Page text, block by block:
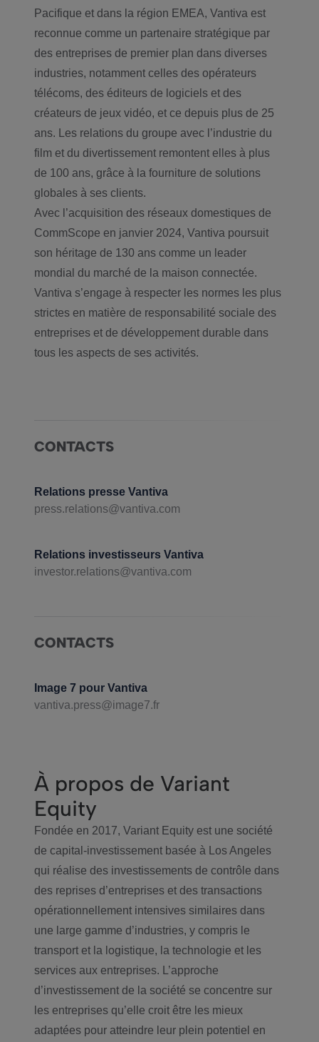
Pacifique et dans la région EMEA, Vantiva est
reconnue comme un partenaire stratégique par
des entreprises de premier plan dans diverses
industries, notamment celles des opérateurs
télécoms, des éditeurs de logiciels et des
créateurs de jeux vidéo, et ce depuis plus de 25
ans. Les relations du groupe avec l’industrie du
film et du divertissement remontent elles à plus
de 100 ans, grâce à la fourniture de solutions
globales à ses clients.
Avec l’acquisition des réseaux domestiques de
CommScope en janvier 2024, Vantiva poursuit
son héritage de 130 ans comme un leader
mondial du marché de la maison connectée.
Vantiva s’engage à respecter les normes les plus
strictes en matière de responsabilité sociale des
entreprises et de développement durable dans
tous les aspects de ses activités.
CONTACTS
Relations presse Vantiva
press.relations@vantiva.com
Relations investisseurs Vantiva
investor.relations@vantiva.com
CONTACTS
Image 7 pour Vantiva
vantiva.press@image7.fr
À propos de Variant
Equity
Fondée en 2017, Variant Equity est une société
de capital-investissement basée à Los Angeles
qui réalise des investissements de contrôle dans
des reprises d’entreprises et des transactions
opérationnellement intensives similaires dans
une large gamme d’industries, y compris le
transport et la logistique, la technologie et les
services aux entreprises. L’approche
d’investissement de la société se concentre sur
les entreprises qu’elle croit être les mieux
adaptées pour atteindre leur plein potentiel en